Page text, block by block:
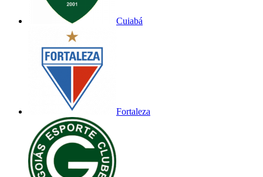
Cuiabá
Fortaleza